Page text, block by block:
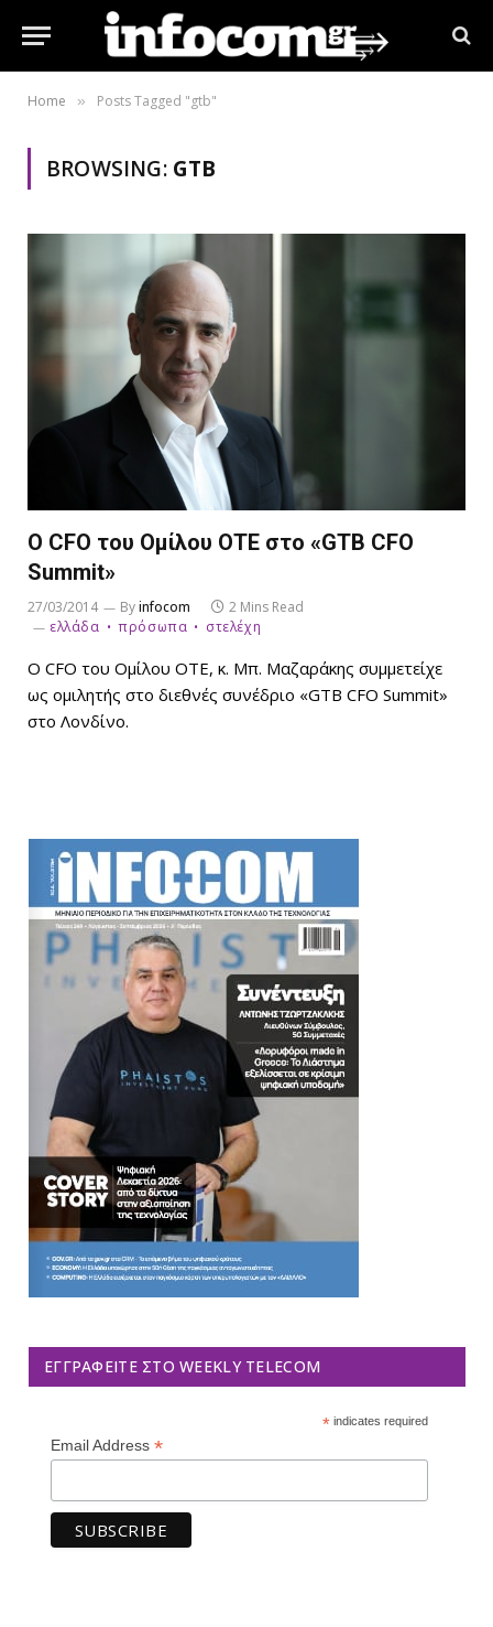
Home » Posts Tagged "gtb"
BROWSING: GTB
Ο CFO του Ομίλου ΟΤΕ στο «GTB CFO
Summit»
27/03/2014 Byinfocom
2 Mins Read
ελλάδα
πρόσωπα στελέχη
Ο CFO του Ομίλου ΟΤΕ, κ. Μπ. Μαζαράκης συμμετείχε
ως ομιλητής στο διεθνές συνέδριο «GTB CFO Summit»
στο Λονδίνο.
ΕΓΓΡΑΦΕΊΤΕ ΣΤΟ WEEKLY TELECOM
*indicates required
Email Address *